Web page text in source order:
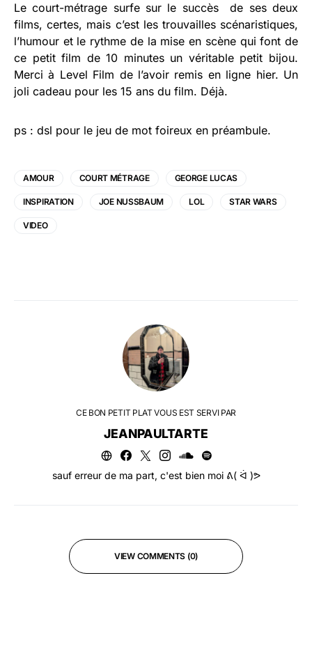
Le court-métrage surfe sur le succès de ses deux
films, certes, mais c’est les trouvailles scénaristiques,
l’humour et le rythme de la mise en scène qui font de
ce petit film de 10 minutes un véritable petit bijou.
Merci à Level Film de l’avoir remis en ligne hier. Un
joli cadeau pour les 15 ans du film. Déjà.
ps : dsl pour le jeu de mot foireux en préambule.
AMOUR COURT MÉTRAGE GEORGE LUCAS
INSPIRATION JOE NUSSBAUM LOL STAR WARS
VIDEO
CE BON PETIT PLAT VOUS EST SERVI PAR
JEANPAULTARTE
sauf erreur de ma part, c'est bien moi ᕕ( ᐛ )ᕗ
VIEW COMMENTS (0)